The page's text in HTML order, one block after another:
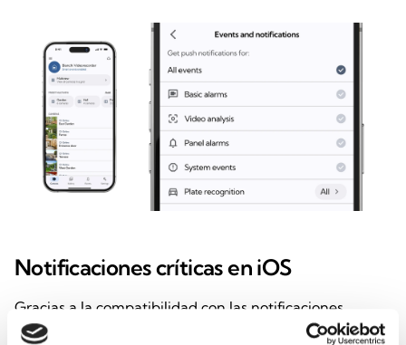
Notificaciones críticas en iOS
Gracias a la compatibilidad con las notificaciones
críticas en iOS, los eventos más importantes se señalan